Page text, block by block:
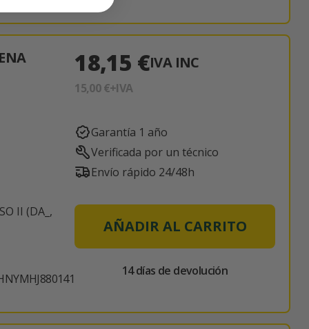
II (DA_,
18,15 €IVA INC
15,00 €+IVA
Garantía 1 año
Verificada por un técnico
Envío rápido 24/48h
AÑADIR AL CARRITO
14 días de devolución